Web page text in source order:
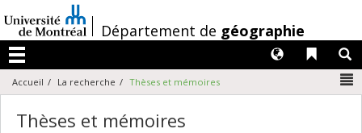
au
contenu
/Département de géographie
Menu
Liens
Langues
Accueil La recherche Thèses et mémoires
Thèses et mémoires